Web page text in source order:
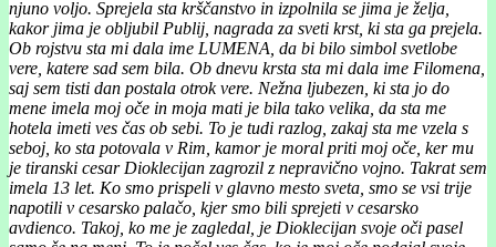
njuno voljo. Sprejela sta krščanstvo in izpolnila se jima je želja,
kakor jima je obljubil Publij, nagrada za sveti krst, ki sta ga prejela.
Ob rojstvu sta mi dala ime LUMENA, da bi bilo simbol svetlobe
vere, katere sad sem bila. Ob dnevu krsta sta mi dala ime Filomena,
saj sem tisti dan postala otrok vere. Nežna ljubezen, ki sta jo do
mene imela moj oče in moja mati je bila tako velika, da sta me
hotela imeti ves čas ob sebi. To je tudi razlog, zakaj sta me vzela s
seboj, ko sta potovala v Rim, kamor je moral priti moj oče, ker mu
je tiranski cesar Dioklecijan zagrozil z nepravično vojno. Takrat sem
imela 13 let. Ko smo prispeli v glavno mesto sveta, smo se vsi trije
napotili v cesarsko palačo, kjer smo bili sprejeti v cesarsko
avdienco. Takoj, ko me je zagledal, je Dioklecijan svoje oči pasel